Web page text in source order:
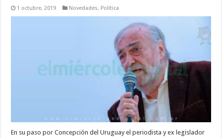
1 octubre, 2019 Novedades, Política
En su paso por Concepción del Uruguay el periodista y ex legislador